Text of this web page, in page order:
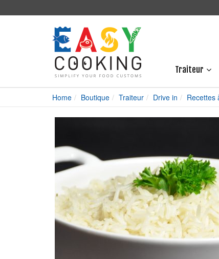
Traiteur
Home Boutique Traiteur Drive in Recettes